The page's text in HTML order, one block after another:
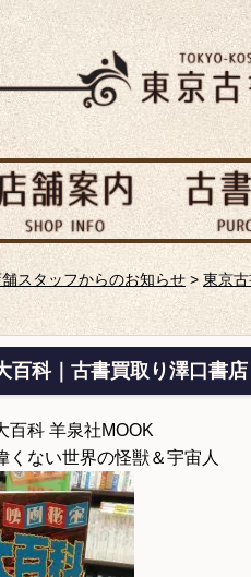
舗スタッフからのお知らせ> 東京
百科｜古書買取り澤口書店
百科 羊泉社MOOK
くない世界の怪獣＆宇宙人